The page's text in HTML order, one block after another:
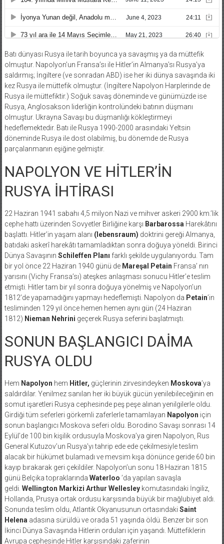
Batı dünyası Rusya ile tarih boyunca ya savaşmış ya da müttefik
olmuştur. Napolyon’un Fransa’sı ile Hitler’in Almanya’sı Rusya’ya
saldırmış; İngiltere (ve sonradan ABD) ise her iki dünya savaşında iki
kez Rusya ile müttefik olmuştur. (İngiltere Napolyon Harplerinde de
Rusya ile müttefiktir.) Soğuk savaş döneminde ve günümüzde ise
Rusya, Anglosakson liderliğin kontrolündeki batının düşmanı
olmuştur. Ukrayna Savaşı bu düşmanlığı kökleştirmeyi
hedeflemektedir. Batı ile Rusya 1990-2000 arasındaki Yeltsin
döneminde Rusya ile dost olabilmiş, bu dönemde de Rusya
parçalanmanın eşiğine gelmiştir.
NAPOLYON VE HİTLER’İN
RUSYA İHTİRASI
22 Haziran 1941 sabahı 4,5 milyon Nazi ve mihver askeri 2900 km.’lik
cephe hattı üzerinden Sovyetler Birliğine karşı Barbarossa Harekâtını
başlattı. Hitler’in yaşam alanı (lebensraum) doktrini gereği Almanya,
batıdaki askerî harekâtı tamamladıktan sonra doğuya yöneldi. Birinci
Dünya Savaşının Schileffen Planı farklı şekilde uygulanıyordu. Tam
bir yol önce 22 Haziran 1940 günü de Mareşal Petain Fransa’ nın
yarısını (Vichy Fransa’sı) ateşkes anlaşması sonucu Hitler’e teslim
etmişti. Hitler tam bir yıl sonra doğuya yönelmiş ve Napolyon’un
1812’de yapamadığını yapmayı hedeflemişti. Napolyon da Petain’in
tesliminden 129 yıl önce hemen hemen aynı gün (24 Haziran
1812) Nieman Nehrini geçerek Rusya seferini başlatmıştı.
SONUN BAŞLANGICI DAİMA
RUSYA OLDU
Hem Napolyon hem Hitler, güçlerinin zirvesindeyken Moskova’ya
saldırdılar. Yenilmez sanılan her iki büyük gücün yenilebileceğinin en
somut işaretleri Rusya cephesinde peş peşe alınan yenilgilerle oldu.
Girdiği tüm seferleri görkemli zaferlerle tamamlayan Napolyon için
sonun başlangıcı Moskova seferi oldu. Borodino Savaşı sonrası 14
Eylül’de 100 bin kişilik ordusuyla Moskova’ya giren Napolyon, Rus
General Kutuzov’un Rusya’yı tahrip ede ede çekilmesiyle teslim
alacak bir hükümet bulamadı ve mevsim kışa dönünce geride 60 bin
kayıp bırakarak geri çekildiler. Napolyon’un sonu 18 Haziran 1815
günü Belçika topraklarında Waterloo ’da yapılan savaşla
geldi. Wellington Markizi Arthur Wellesleykomutasındaki İngiliz,
Hollanda, Prusya ortak ordusu karşısında büyük bir mağlubiyet aldı.
Sonunda teslim oldu, Atlantik Okyanusunun ortasındaki Saint
Helena adasına sürüldü ve orada 51 yaşında öldü. Benzer bir son
İkinci Dünya Savaşında Hitlerin orduları için yaşandı. Müttefiklerin
Avrupa cephesinde Hitler karşısındaki zaferinin